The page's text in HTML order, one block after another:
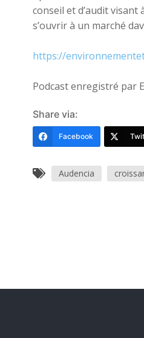
conseil et d’audit visant
s’ouvrir à un marché
https://
Podcast enregistré par
Share via:
Facebook
Audencia